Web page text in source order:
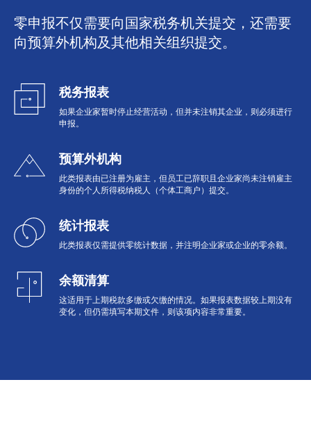
零申报不仅需要向国家税务机关提交，还需要
向预算外机构及其他相关组织提交。
税务报表
如果企业家暂时停止经营活动，但并未注销其企业，则必须进行
申报。
预算外机构
此类报表由已注册为雇主，但员工已辞职且企业家尚未注销雇主
身份的个人所得税纳税人（个体工商户）提交。
统计报表
此类报表仅需提供零统计数据，并注明企业家或企业的零余额。
余额清算
这适用于上期税款多缴或欠缴的情况。如果报表数据较上期没有
变化，但仍需填写本期文件，则该项内容非常重要。